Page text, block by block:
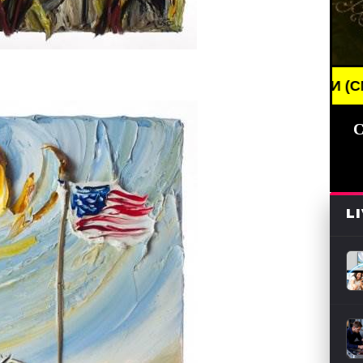
NEWS /// НОВОСТИ (СМИ) /// СВЕЖИЕ